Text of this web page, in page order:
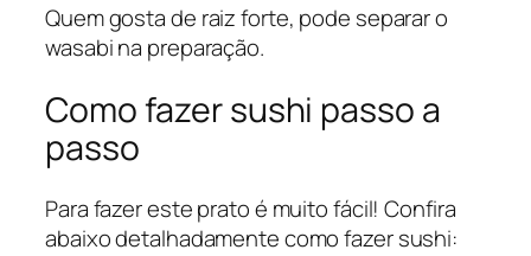
Quem gosta de raiz forte, pode separar o
wasabi na preparação.
Como fazer sushi passo a
passo
Para fazer este prato é muito fácil! Confira
abaixo detalhadamente como fazer sushi: